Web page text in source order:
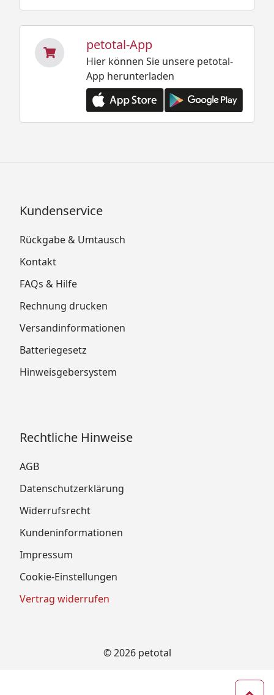
petotal-App
Hier können Sie unsere petotal-
App herunterladen
Kundenservice
Rückgabe & Umtausch
Kontakt
FAQs & Hilfe
Rechnung drucken
Versandinformationen
Batteriegesetz
Hinweisgebersystem
Rechtliche Hinweise
AGB
Datenschutzerklärung
Widerrufsrecht
Kundeninformationen
Impressum
Cookie-Einstellungen
Vertrag widerrufen
© 2026 petotal